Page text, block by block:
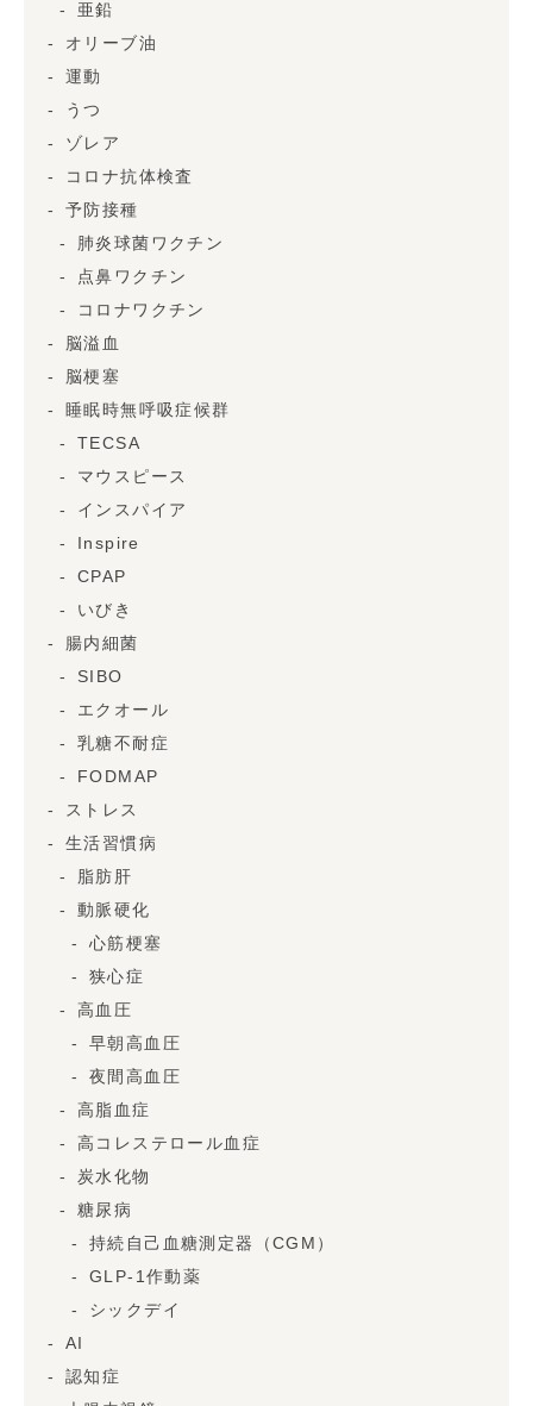
亜鉛
オリーブ油
運動
うつ
ゾレア
コロナ抗体検査
予防接種
肺炎球菌ワクチン
点鼻ワクチン
コロナワクチン
脳溢血
脳梗塞
睡眠時無呼吸症候群
TECSA
マウスピース
インスパイア
Inspire
CPAP
いびき
腸内細菌
SIBO
エクオール
乳糖不耐症
FODMAP
ストレス
生活習慣病
脂肪肝
動脈硬化
心筋梗塞
狭心症
高血圧
早朝高血圧
夜間高血圧
高脂血症
高コレステロール血症
炭水化物
糖尿病
持続自己血糖測定器（CGM）
GLP-1作動薬
シックデイ
AI
認知症